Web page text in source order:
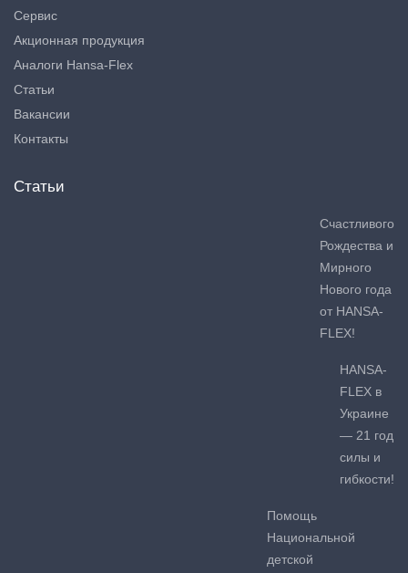
Сервис
Акционная продукция
Аналоги Hansa-Flex
Статьи
Вакансии
Контакты
Статьи
Счастливого
Рождества и
Мирного
Нового года
от HANSA-
FLEX!
HANSA-
FLEX в
Украине
— 21 год
силы и
гибкости!
Помощь
Национальной
детской